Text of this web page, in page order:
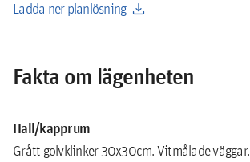
Ladda ner planlösning download
Fakta om lägenheten
Hall/kapprum
Grått golvklinker 30x30cm. Vitmålade väggar.